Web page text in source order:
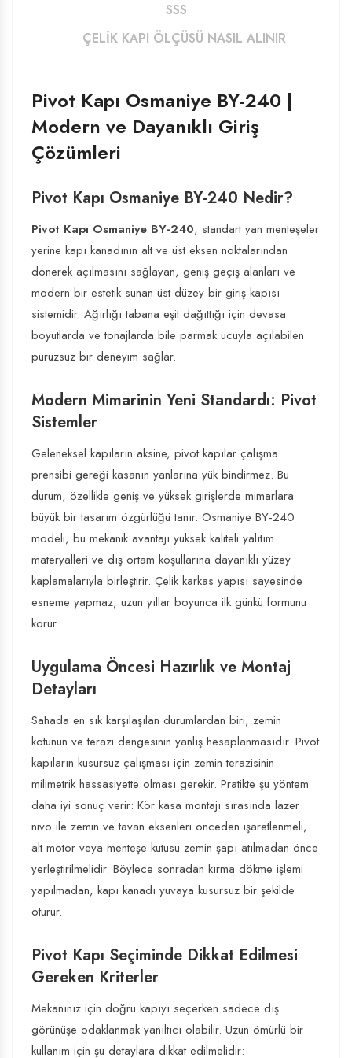
SSS
ÇELIK KAPI ÖLÇÜSÜ NASIL ALINIR
Pivot Kapı Osmaniye BY-240 |
Modern ve Dayanıklı Giriş
Çözümleri
Pivot Kapı Osmaniye BY-240 Nedir?
Pivot Kapı Osmaniye BY-240, standart yan menteşeler
yerine kapı kanadının alt ve üst eksen noktalarından
dönerek açılmasını sağlayan, geniş geçiş alanları ve
modern bir estetik sunan üst düzey bir giriş kapısı
sistemidir. Ağırlığı tabana eşit dağıttığı için devasa
boyutlarda ve tonajlarda bile parmak ucuyla açılabilen
pürüzsüz bir deneyim sağlar.
Modern Mimarinin Yeni Standardı: Pivot
Sistemler
Geleneksel kapıların aksine, pivot kapılar çalışma
prensibi gereği kasanın yanlarına yük bindirmez. Bu
durum, özellikle geniş ve yüksek girişlerde mimarlara
büyük bir tasarım özgürlüğü tanır. Osmaniye BY-240
modeli, bu mekanik avantajı yüksek kaliteli yalıtım
materyalleri ve dış ortam koşullarına dayanıklı yüzey
kaplamalarıyla birleştirir. Çelik karkas yapısı sayesinde
esneme yapmaz, uzun yıllar boyunca ilk günkü formunu
korur.
Uygulama Öncesi Hazırlık ve Montaj
Detayları
Sahada en sık karşılaşılan durumlardan biri, zemin
kotunun ve terazi dengesinin yanlış hesaplanmasıdır. Pivot
kapıların kusursuz çalışması için zemin terazisinin
milimetrik hassasiyette olması gerekir. Pratikte şu yöntem
daha iyi sonuç verir: Kör kasa montajı sırasında lazer
nivo ile zemin ve tavan eksenleri önceden işaretlenmeli,
alt motor veya menteşe kutusu zemin şapı atılmadan önce
yerleştirilmelidir. Böylece sonradan kırma dökme işlemi
yapılmadan, kapı kanadı yuvaya kusursuz bir şekilde
oturur.
Pivot Kapı Seçiminde Dikkat Edilmesi
Gereken Kriterler
Mekanınız için doğru kapıyı seçerken sadece dış
görünüşe odaklanmak yanıltıcı olabilir. Uzun ömürlü bir
kullanım için şu detaylara dikkat edilmelidir: